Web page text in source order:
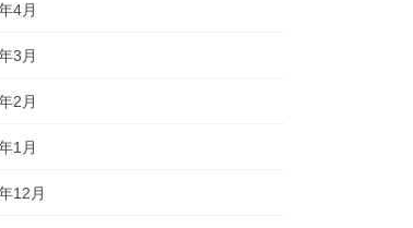
4月
3月
2月
1月
12月